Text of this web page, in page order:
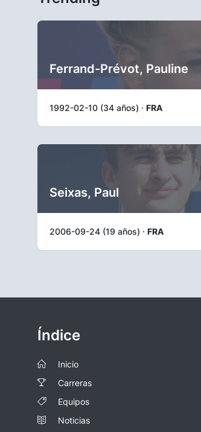
Ferrand-Prévot, Pauline
1992-02-10 (34 años) · FRA
Seixas, Paul
2006-09-24 (19 años) · FRA
Índice
Inicio
Carreras
Equipos
Noticias